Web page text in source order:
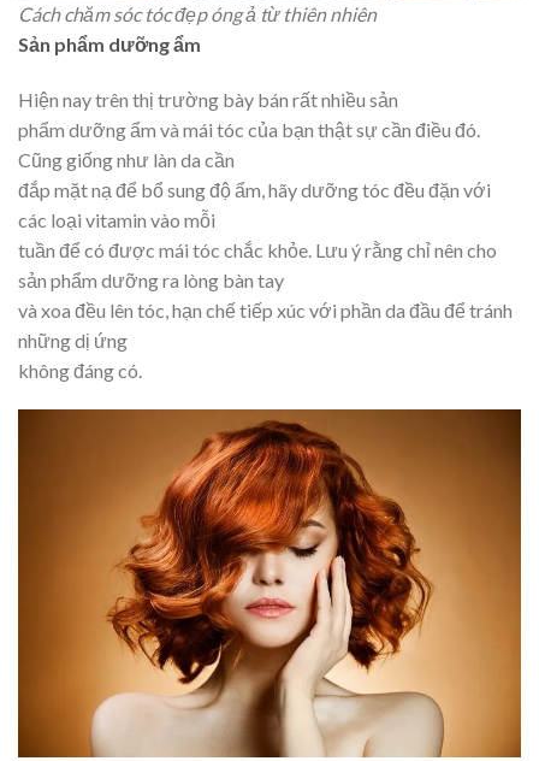
Cách chăm sóc tóc đẹp óng ả từ thiên nhiên
Sản phẩm dưỡng ẩm
Hiện nay trên thị trường bày bán rất nhiều sản
phẩm dưỡng ẩm và mái tóc của bạn thật sự cần điều đó.
Cũng giống như làn da cần
đắp mặt nạ để bổ sung độ ẩm, hãy dưỡng tóc đều đặn với
các loại vitamin vào mỗi
tuần để có được mái tóc chắc khỏe. Lưu ý rằng chỉ nên cho
sản phẩm dưỡng ra lòng bàn tay
và xoa đều lên tóc, hạn chế tiếp xúc với phần da đầu để tránh
những dị ứng
không đáng có.